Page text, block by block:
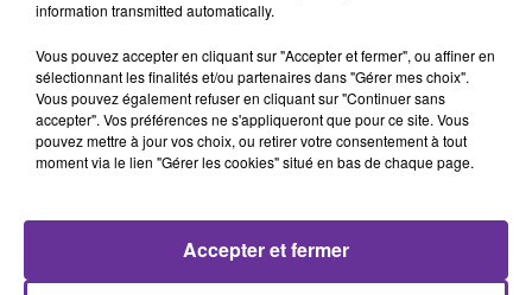
11/2/2023
اكثر من ٢٤ الف قتيل في زلزال تركيا وسوريا وادارة الكوارث
التركية تصف طاقة الزلزال بطاقة ٥٠٠ قنبلة ذرية
انهيار عقار بمصر نتيجة انفجار اسطوانة غاز ومقتل ستة
اشخاص
information transmitted automatically.
Vous pouvez accepter en cliquant sur "Accepter et fermer", ou affiner en
sélectionnant les finalités et/ou partenaires dans "Gérer mes choix".
Vous pouvez également refuser en cliquant sur "Continuer sans
accepter". Vos préférences ne s'appliqueront que pour ce site. Vous
pouvez mettre à jour vos choix, ou retirer votre consentement à tout
moment via le lien "Gérer les cookies" situé en bas de chaque page.
Accepter et fermer